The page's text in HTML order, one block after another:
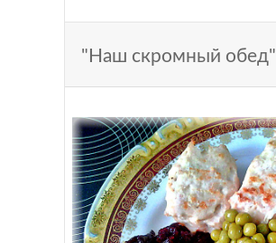
"Наш скромный обед"